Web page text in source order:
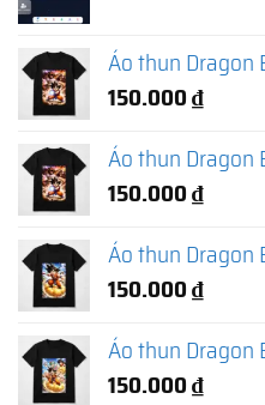
Áo thun Dragon
150.000₫
Áo thun Dragon
150.000₫
Áo thun Dragon
150.000₫
Áo thun Dragon
150.000₫